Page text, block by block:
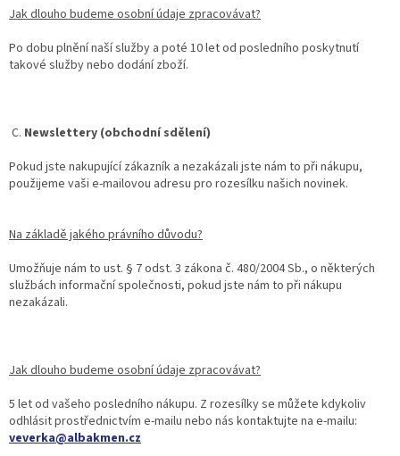
Jak dlouho budeme osobní údaje zpracovávat?
Po dobu plnění naší služby a poté 10 let od posledního poskytnutí
takové služby nebo dodání zboží.
C. Newslettery (obchodní sdělení)
Pokud jste nakupující zákazník a nezakázali jste nám to při nákupu,
použijeme vaši e-mailovou adresu pro rozesílku našich novinek.
Na základě jakého právního důvodu?
Umožňuje nám to ust. § 7 odst. 3 zákona č. 480/2004 Sb., o některých
službách informační společnosti, pokud jste nám to při nákupu
nezakázali.
Jak dlouho budeme osobní údaje zpracovávat?
5 let od vašeho posledního nákupu. Z rozesílky se můžete kdykoliv
odhlásit prostřednictvím e-mailu nebo nás kontaktujte na e-mailu:
veverka@albakmen.cz